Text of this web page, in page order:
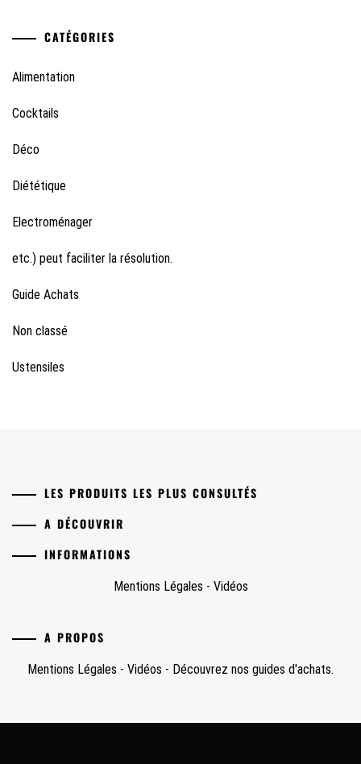
CATÉGORIES
Alimentation
Cocktails
Déco
Diététique
Electroménager
etc.) peut faciliter la résolution.
Guide Achats
Non classé
Ustensiles
LES PRODUITS LES PLUS CONSULTÉS
A DÉCOUVRIR
INFORMATIONS
Mentions Légales - Vidéos
A PROPOS
Mentions Légales - Vidéos - Découvrez nos guides d'achats.